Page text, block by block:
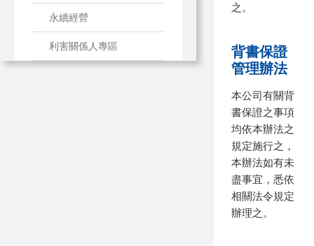
永續經營
利害關係人專區
之。
背書保證
管理辦法
本公司有關背
書保證之事項
均依本辦法之
規定施行之，
本辦法如有未
盡事宜，悉依
相關法令規定
辦理之。